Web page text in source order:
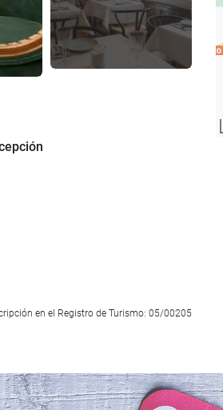
en el Registro de Turismo: 05/00205